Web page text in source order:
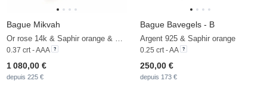
Bague Mikvah
0.37 crt - AAA
1 080,00 €
depuis 225 €
Bague Bavegels - B
Argent 925 & Saphir orange
0.25 crt - AA
250,00 €
depuis 173 €